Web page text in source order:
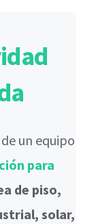
un equipo
para
de piso,
solar,